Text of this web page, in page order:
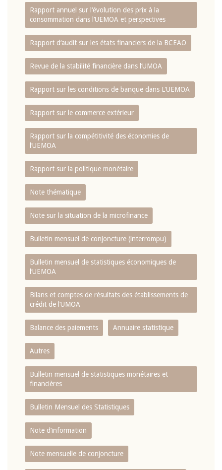
Rapport annuel sur l‘évolution des prix à la
consommation dans l‘UEMOA et perspectives
Rapport d‘audit sur les états financiers de la BCEAO
Revue de la stabilité financière dans l‘UMOA
Rapport sur les conditions de banque dans L‘UEMOA
Rapport sur le commerce extérieur
Rapport sur la compétitivité des économies de
l‘UEMOA
Rapport sur la politique monétaire
Note thématique
Note sur la situation de la microfinance
Bulletin mensuel de conjoncture (interrompu)
Bulletin mensuel de statistiques économiques de
l‘UEMOA
Bilans et comptes de résultats des établissements de
crédit de l‘UMOA
Balance des paiements Annuaire statistique
Autres
Bulletin mensuel de statistiques monétaires et
financières
Bulletin Mensuel des Statistiques
Note d’information
Note mensuelle de conjoncture